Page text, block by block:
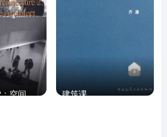
建筑学教程2：空间与建筑师
建筑课